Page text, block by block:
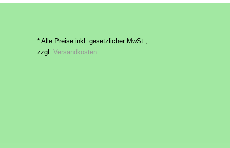
* Alle Preise inkl. gesetzlicher MwSt.,
zzgl. Versandkosten